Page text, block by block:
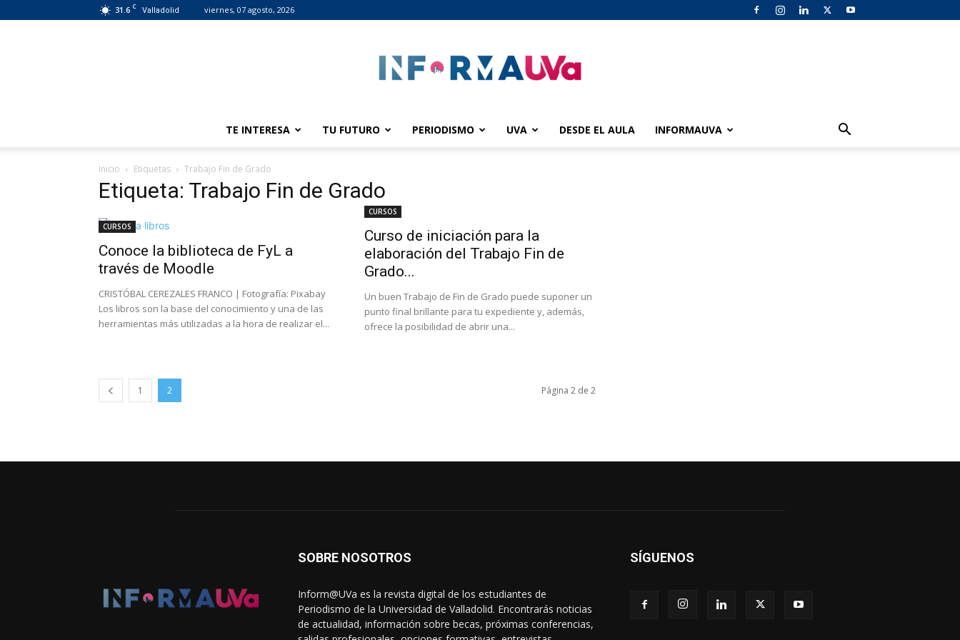
31.6 C Valladolid viernes, 07 agosto, 2026
informaUVA
TE INTERESA TU FUTURO PERIODISMO UVA DESDE EL AULA INFORMAUVA
Inicio Etiquetas Trabajo Fin de Grado
Etiqueta: Trabajo Fin de Grado
CURSOS
Conoce la biblioteca de FyL a
través de Moodle
CRISTÓBAL CEREZALES FRANCO | Fotografía: Pixabay
Los libros son la base del conocimiento y una de las
herramientas más utilizadas a la hora de realizar el...
CURSOS
Curso de iniciación para la
elaboración del Trabajo Fin de
Grado...
Un buen Trabajo de Fin de Grado puede suponer un
punto final brillante para tu expediente y, además,
ofrece la posibilidad de abrir una...
1 2 Página 2 de 2
SOBRE NOSOTROS
Inform@UVa es la revista digital de los estudiantes de
Periodismo de la Universidad de Valladolid. Encontrarás noticias
de actualidad, información sobre becas, próximas conferencias,
SÍGUENOS